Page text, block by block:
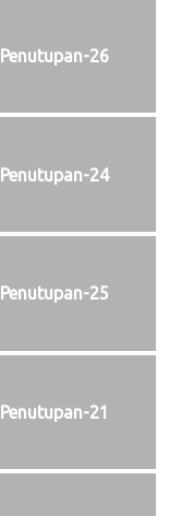
Penutupan-26
Penutupan-24
Penutupan-25
Penutupan-21